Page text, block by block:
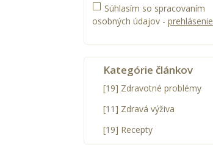
Súhlasím so spracovaním
osobných údajov - prehlásenie
Kategórie článkov
[19] Zdravotné problémy
[11] Zdravá výživa
[19] Recepty